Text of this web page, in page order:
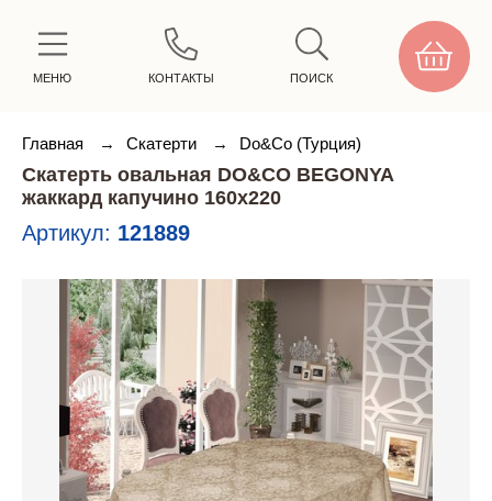
МЕНЮ КОНТАКТЫ ПОИСК
Главная → Скатерти → Do&Co (Турция)
Скатерть овальная DO&CO BEGONYA
жаккард капучино 160х220
Артикул: 121889